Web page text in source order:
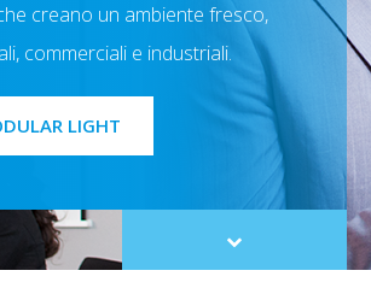
creano un ambiente fresco,
commerciali e industriali.
LIGHT
Scroll
to